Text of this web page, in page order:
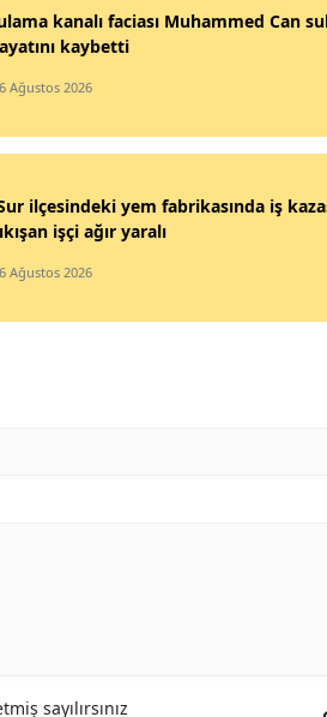
kanalı faciası Muhammed Can
kaybetti
Ağustos 2026
ilçesindeki yem fabrikasında iş
işçi ağır yaralı
Ağustos 2026
sayılırsınız